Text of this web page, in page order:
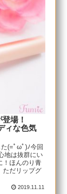
場！
ィな色気
(=ﾟωﾟ)ﾉ今回
地は抜群にい
！ほんのり青
ただリップグ
2019.11.11